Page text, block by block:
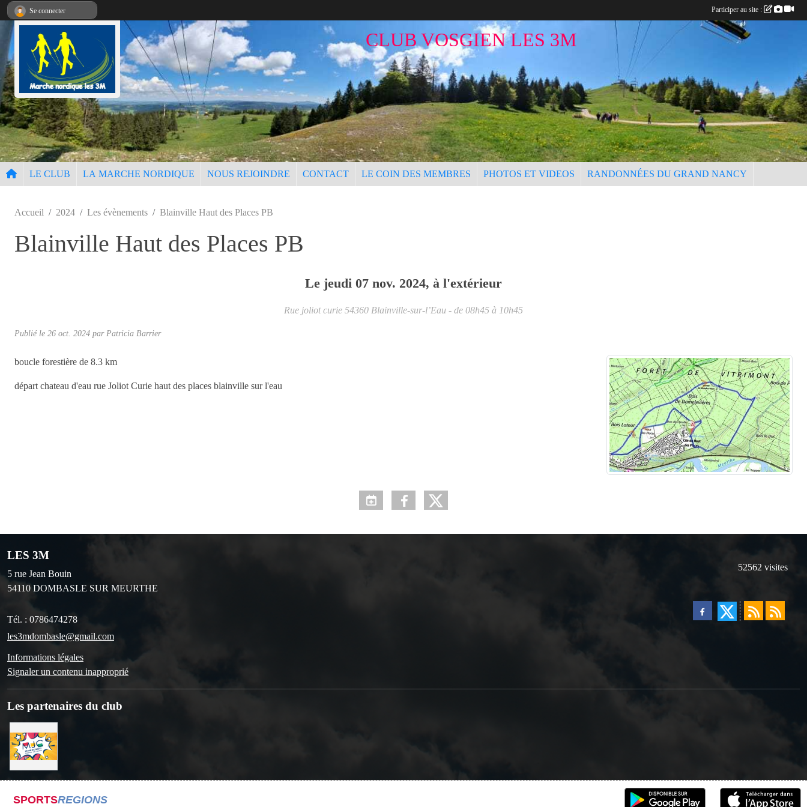
CLUB VOSGIEN LES 3M
LE CLUB LA MARCHE NORDIQUE NOUS REJOINDRE CONTACT LE COIN DES MEMBRES PHOTOS ET VIDEOS RANDONNÉES DU GRAND NANCY
Accueil 2024 Les évènements Blainville Haut des Places PB
Blainville Haut des Places PB
Le jeudi 07 nov. 2024, à l'extérieur
Rue joliot curie 54360 Blainville-sur-l’Eau - de 08h45 à 10h45
Publié le 26 oct. 2024 par Patricia Barrier
boucle forestière de 8.3 km
départ chateau d'eau rue Joliot Curie haut des places blainville sur l'eau
LES 3M
5 rue Jean Bouin
54110 DOMBASLE SUR MEURTHE
Tél. : 0786474278
les3mdombasle@gmail.com
Informations légales
Signaler un contenu inapproprié
52562 visites
Les partenaires du club
SPORTSREGIONS
Se connecter Participer au site :
Panneau de gestion des cookies